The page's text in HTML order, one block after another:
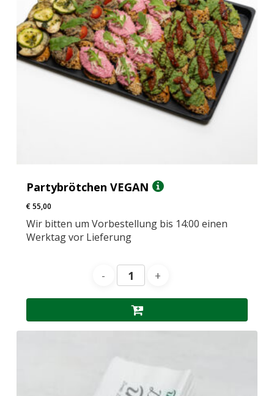
Partybrötchen VEGAN
€55,00
Wir bitten um Vorbestellung bis 14:00 einen
Werktag vor Lieferung